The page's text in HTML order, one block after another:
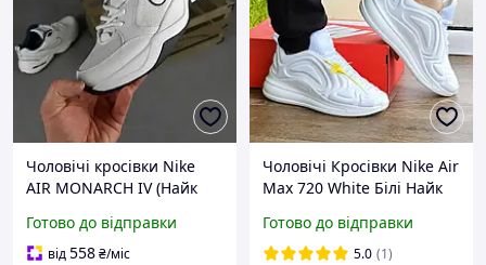
Чоловічі кросівки Nike
AIR MONARCH IV (Найк
білий, В'єтнам 42
Готово до відправки
від558₴/міс
Чоловічі Кросівки Nike Air
Max 720 White Білі Найк
розміри
Готово до відправки
5.0 (1)